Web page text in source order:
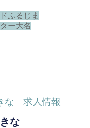
ふるじま
ー大名
な 求人情報
な